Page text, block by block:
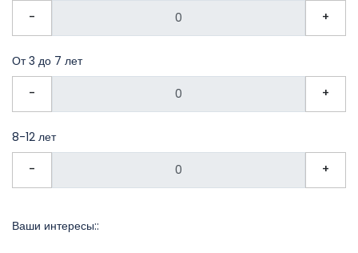
- +
От 3 до 7 лет
-
+
8-12 лет
-
+
Ваши интересы::